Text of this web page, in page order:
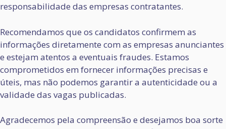
responsabilidade das empresas contratantes.
Recomendamos que os candidatos confirmem as
informações diretamente com as empresas anunciantes
e estejam atentos a eventuais fraudes. Estamos
comprometidos em fornecer informações precisas e
úteis, mas não podemos garantir a autenticidade ou a
validade das vagas publicadas.
Agradecemos pela compreensão e desejamos boa sorte